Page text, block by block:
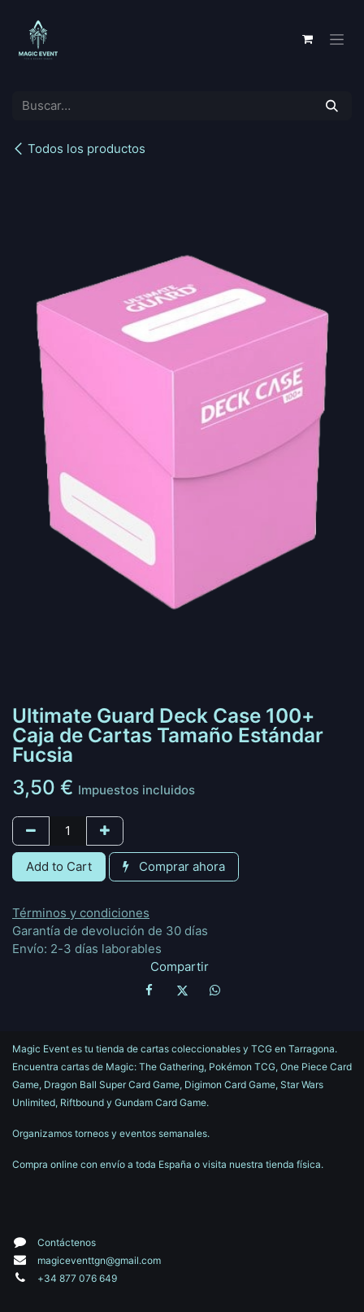
Todos los productos
Ultimate Guard Deck Case 100+
Caja de Cartas Tamaño Estándar
Fucsia
3,50 € Impuestos incluidos
Add to Cart Comprar ahora
Términos y condiciones
Garantía de devolución de 30 días
Envío: 2-3 días laborables
Compartir
Magic Event es tu tienda de cartas coleccionables y TCG en Tarragona.
Encuentra cartas de Magic: The Gathering, Pokémon TCG, One Piece Card
Game, Dragon Ball Super Card Game, Digimon Card Game, Star Wars
Unlimited, Riftbound y Gundam Card Game.
Organizamos torneos y eventos semanales.
Compra online con envío a toda España o visita nuestra tienda física.
Contáctenos
magiceventtgn@gmail.com
+34 877 076 649